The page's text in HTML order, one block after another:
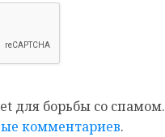
для борьбы со спамом.
комментариев.